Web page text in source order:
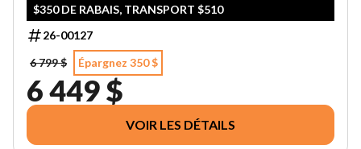
$350 DE RABAIS, TRANSPORT $510
26-00127
6 799 $
Épargnez 350 $
6 449 $
VOIR LES DÉTAILS